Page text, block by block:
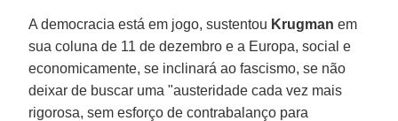
A democracia está em jogo, sustentou Krugmanem
sua coluna de 11 de dezembro e a Europa, social e
economicamente, se inclinará ao fascismo, se não
deixar de buscar uma "austeridade cada vez mais
rigorosa, sem esforço de contrabalanço para